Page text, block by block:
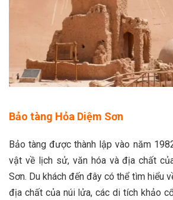
Bảo tàng Hỏa Diệm Sơn
Bảo tàng được thành lập vào năm
vật về lịch sử, văn hóa và địa chất
Sơn. Du khách đến đây có thể tìm hiểu
địa chất của núi lửa, các di tích khảo